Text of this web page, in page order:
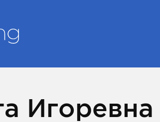
Игоревна